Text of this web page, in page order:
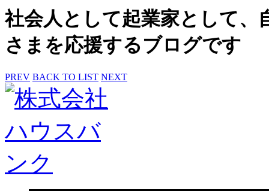
社会人として起業家として、
さまを応援するブログです
PREV BACK TO LIST NEXT